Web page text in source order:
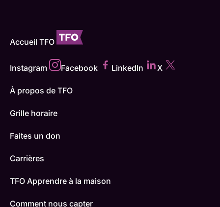
Accueil TFO
Instagram Facebook LinkedIn X
À propos de TFO
Grille horaire
Faites un don
Carrières
TFO Apprendre à la maison
Comment nous capter